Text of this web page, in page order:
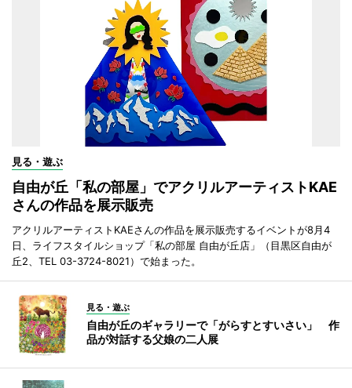
見る・遊ぶ
自由が丘「私の部屋」でアクリルアーティストKAE
さんの作品を展示販売
アクリルアーティストKAEさんの作品を展示販売するイベントが8月4
日、ライフスタイルショップ「私の部屋 自由が丘店」（目黒区自由が
丘2、TEL 03-3724-8021）で始まった。
見る・遊ぶ
自由が丘のギャラリーで「がらすとすいさい」 作
品が対話する父娘の二人展